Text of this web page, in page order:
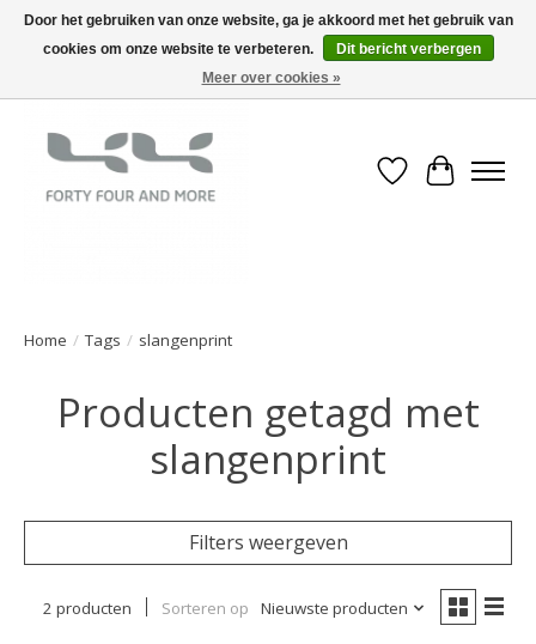
Verlanglijst
Home / Tags / slangenprint
Producten getagd met
slangenprint
Filters weergeven
2 producten Sorteren op Nieuwste producten
Door het gebruiken van onze website, ga je akkoord met het gebruik van
cookies om onze website te verbeteren.
Dit bericht verbergen
Meer over cookies »